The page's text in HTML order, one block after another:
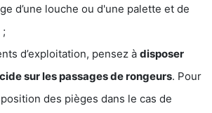
d’une louche ou d'une palette et de
d’exploitation, pensez à disposer
sur les passages de rongeurs. Pour
des pièges dans le cas de